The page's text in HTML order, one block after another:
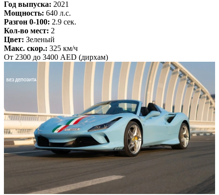
Год выпуска: 2021
Мощность: 640 л.с.
Разгон 0-100: 2.9 сек.
Кол-во мест: 2
Цвет: Зеленый
Макс. скор.: 325 км/ч
От 2300 до 3400 AED (дирхам)
БЕЗ ДЕПОЗИТА